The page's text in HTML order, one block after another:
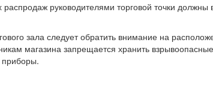
руководителями торговой точки
зала следует обратить внимание на
магазина запрещается хранить
приборы.